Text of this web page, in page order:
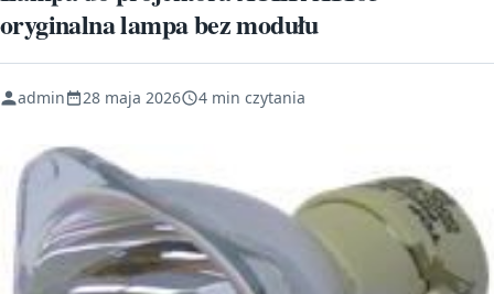
oryginalna lampa bez modułu
admin 28 maja 2026 4 min czytania